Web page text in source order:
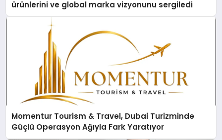
ürünlerini ve global marka vizyonunu sergiledi
Momentur Tourism & Travel, Dubai Turizminde
Güçlü Operasyon Ağıyla Fark Yaratıyor